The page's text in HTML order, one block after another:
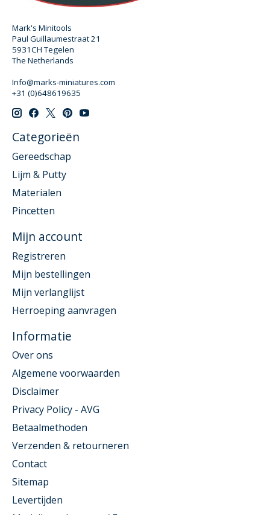
Mark's Minitools
Paul Guillaumestraat 21
5931CH Tegelen
The Netherlands
Info@marks-miniatures.com
+31 (0)648619635
Categorieën
Gereedschap
Lijm & Putty
Materialen
Pincetten
Mijn account
Registreren
Mijn bestellingen
Mijn verlanglijst
Herroeping aanvragen
Informatie
Over ons
Algemene voorwaarden
Disclaimer
Privacy Policy - AVG
Betaalmethoden
Verzenden & retourneren
Contact
Sitemap
Levertijden